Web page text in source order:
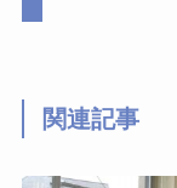
関連記事